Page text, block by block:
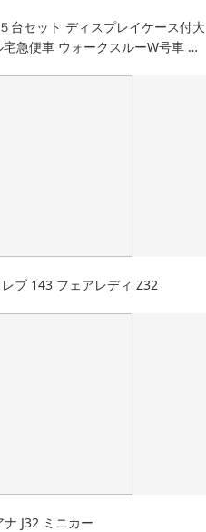
台セット ディスプレイケース付大
急便車 ウォークスルーW号車 ウ
ブ 143 フェアレディ Z32
J32 ミニカー